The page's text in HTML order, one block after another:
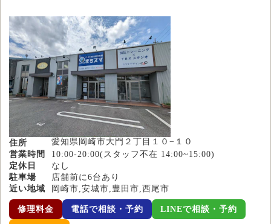
住所
愛知県岡崎市大門２丁目１０−１０
営業時間
10:00-20:00(スタッフ不在 14:00~15:00)
定休日
なし
駐車場
店舗前に6台あり
近い地域
岡崎市,安城市,豊田市,西尾市
修理料金 電話で相談・予約 LINEで相談・予約